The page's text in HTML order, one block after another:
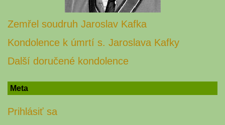
Zemřel soudruh Jaroslav Kafka
Kondolence k úmrtí s. Jaroslava Kafky
Další doručené kondolence
Meta
Prihlásiť sa